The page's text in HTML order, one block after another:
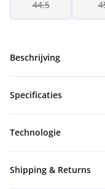
44,5
Beschrijving
Specificaties
Technologie
Shipping & Returns